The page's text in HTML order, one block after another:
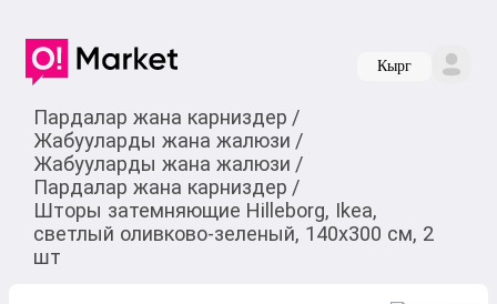
Кырг
Пардалар жана карниздер /
Жабууларды жана жалюзи /
Жабууларды жана жалюзи /
Пардалар жана карниздер /
Шторы затемняющие Hilleborg, Ikea,
светлый оливково-зеленый, 140x300 см, 2
шт